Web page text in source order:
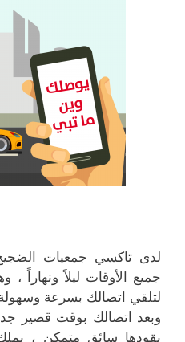
لدى تاكسي جمعيات
جميع الأوقات ليلاً ونهاراً
لتلقي اتصالك بسرعة
وبعد اتصالك بوقت قصير
يقودها سائق متمكن ،